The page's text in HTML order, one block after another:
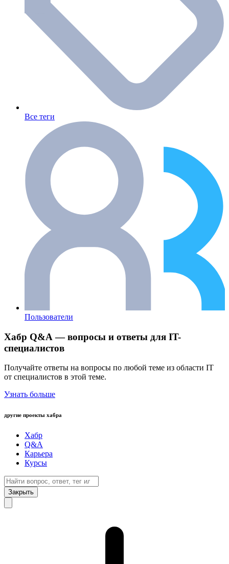
Все теги
Пользователи
Хабр Q&A — вопросы и ответы для IT-
специалистов
Получайте ответы на вопросы по любой теме из области IT
от специалистов в этой теме.
Узнать больше
другие проекты хабра
Хабр
Q&A
Карьера
Курсы
Закрыть